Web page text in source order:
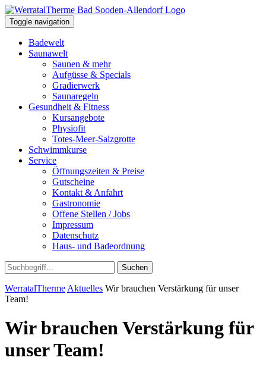
Toggle navigation
Badewelt
Saunawelt
Saunen & mehr
Aufgüsse & Specials
Gradierwerk
Saunaregeln
Gesundheit & Fitness
Kursangebote
Physiofit
Totes-Meer-Salzgrotte
Schwimmkurse
Service
Öffnungszeiten & Preise
Gutscheine
Kontakt & Anfahrt
Gastronomie
Offene Stellen / Jobs
Impressum
Datenschutz
Haus- und Badeordnung
Suchen
WerratalTherme Aktuelles Wir brauchen Verstärkung für unser
Team!
Wir brauchen Verstärkung für
unser Team!